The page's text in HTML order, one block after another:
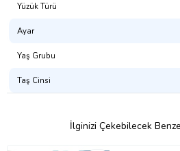
Yüzük Türü
Ayar
Yaş Grubu
Taş Cinsi
İlginizi Çekebilecek